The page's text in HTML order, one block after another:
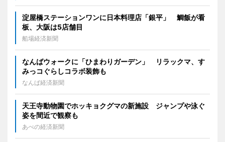
淀屋橋ステーションワンに日本料理店「銀平」 鯛飯が看
板、大阪は5店舗目
船場経済新聞
なんばウォークに「ひまわりガーデン」 リラックマ、す
みっコぐらしコラボ装飾も
なんば経済新聞
天王寺動物園でホッキョクグマの新施設 ジャンプや泳ぐ
姿を間近で観察も
あべの経済新聞